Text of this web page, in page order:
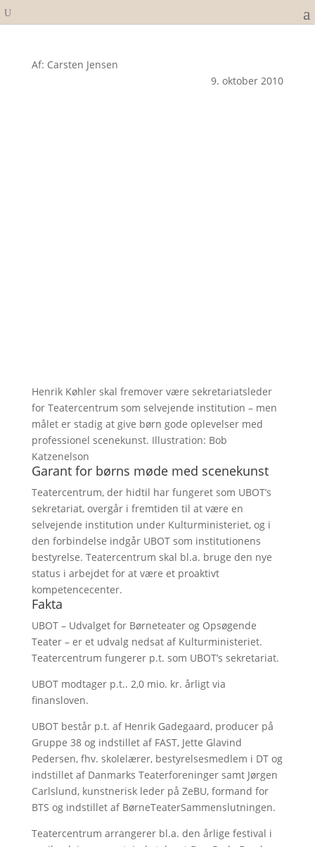
Af: Carsten Jensen
9. oktober 2010
Henrik Køhler skal fremover være sekretariatsleder
for Teatercentrum som selvejende institution – men
målet er stadig at give børn gode oplevelser med
professionel scenekunst. Illustration: Bob
Katzenelson
Garant for børns møde med scenekunst
Teatercentrum, der hidtil har fungeret som UBOT’s
sekretariat, overgår i fremtiden til at være en
selvejende institution under Kulturministeriet, og i
den forbindelse indgår UBOT som institutionens
bestyrelse. Teatercentrum skal bl.a. bruge den nye
status i arbejdet for at være et proaktivt
kompetencecenter.
Fakta
UBOT – Udvalget for Børneteater og Opsøgende
Teater – er et udvalg nedsat af Kulturministeriet.
Teatercentrum fungerer p.t. som UBOT’s sekretariat.
UBOT modtager p.t.. 2,0 mio. kr. årligt via
finansloven.
UBOT består p.t. af Henrik Gadegaard, producer på
Gruppe 38 og indstillet af FAST, Jette Glavind
Pedersen, fhv. skolelærer, bestyrelsesmedlem i DT og
indstillet af Danmarks Teaterforeninger samt Jørgen
Carlslund, kunstnerisk leder på ZeBU, formand for
BTS og indstillet af BørneTeaterSammenslutningen.
Teatercentrum arrangerer bl.a. den årlige festival i